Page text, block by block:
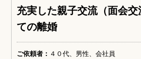
充実した親子交流（面会
ての離婚
ご依頼者： ４０代、男性、会社員